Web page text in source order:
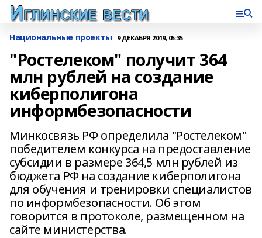
Национальные проекты 9 ДЕКАБРЯ 2019, 05:35
"Ростелеком" получит 364
млн рублей на создание
киберполигона
информбезопасности
Минкосвязь РФ определила "Ростелеком"
победителем конкурса на предоставление
субсидии в размере 364,5 млн рублей из
бюджета РФ на создание киберполигона
для обучения и тренировки специалистов
по информбезопасности. Об этом
говорится в протоколе, размещенном на
сайте министерства.